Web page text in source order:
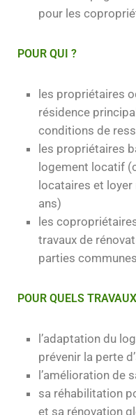
pour les
POUR QUI ?
les propriétaires
résidence
conditions de
les propriétaires
logement locatif
locataires et
ans)
les
travaux de
parties communes
POUR QUELS
l’adaptation du
prévenir la perte
l’amélioration de
sa réhabilitation
et sa rénovation